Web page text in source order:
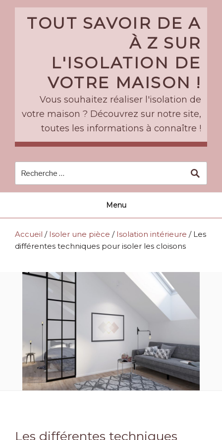
Skip
TOUT SAVOIR DE A
À Z SUR
L'ISOLATION DE
VOTRE MAISON !
Vous souhaitez réaliser l'isolation de
votre maison ? Découvrez sur notre site,
toutes les informations à connaître !
Menu
Accueil / Isoler une pièce / Isolation intérieure / Les
différentes techniques pour isoler les cloisons
Les différentes techniques